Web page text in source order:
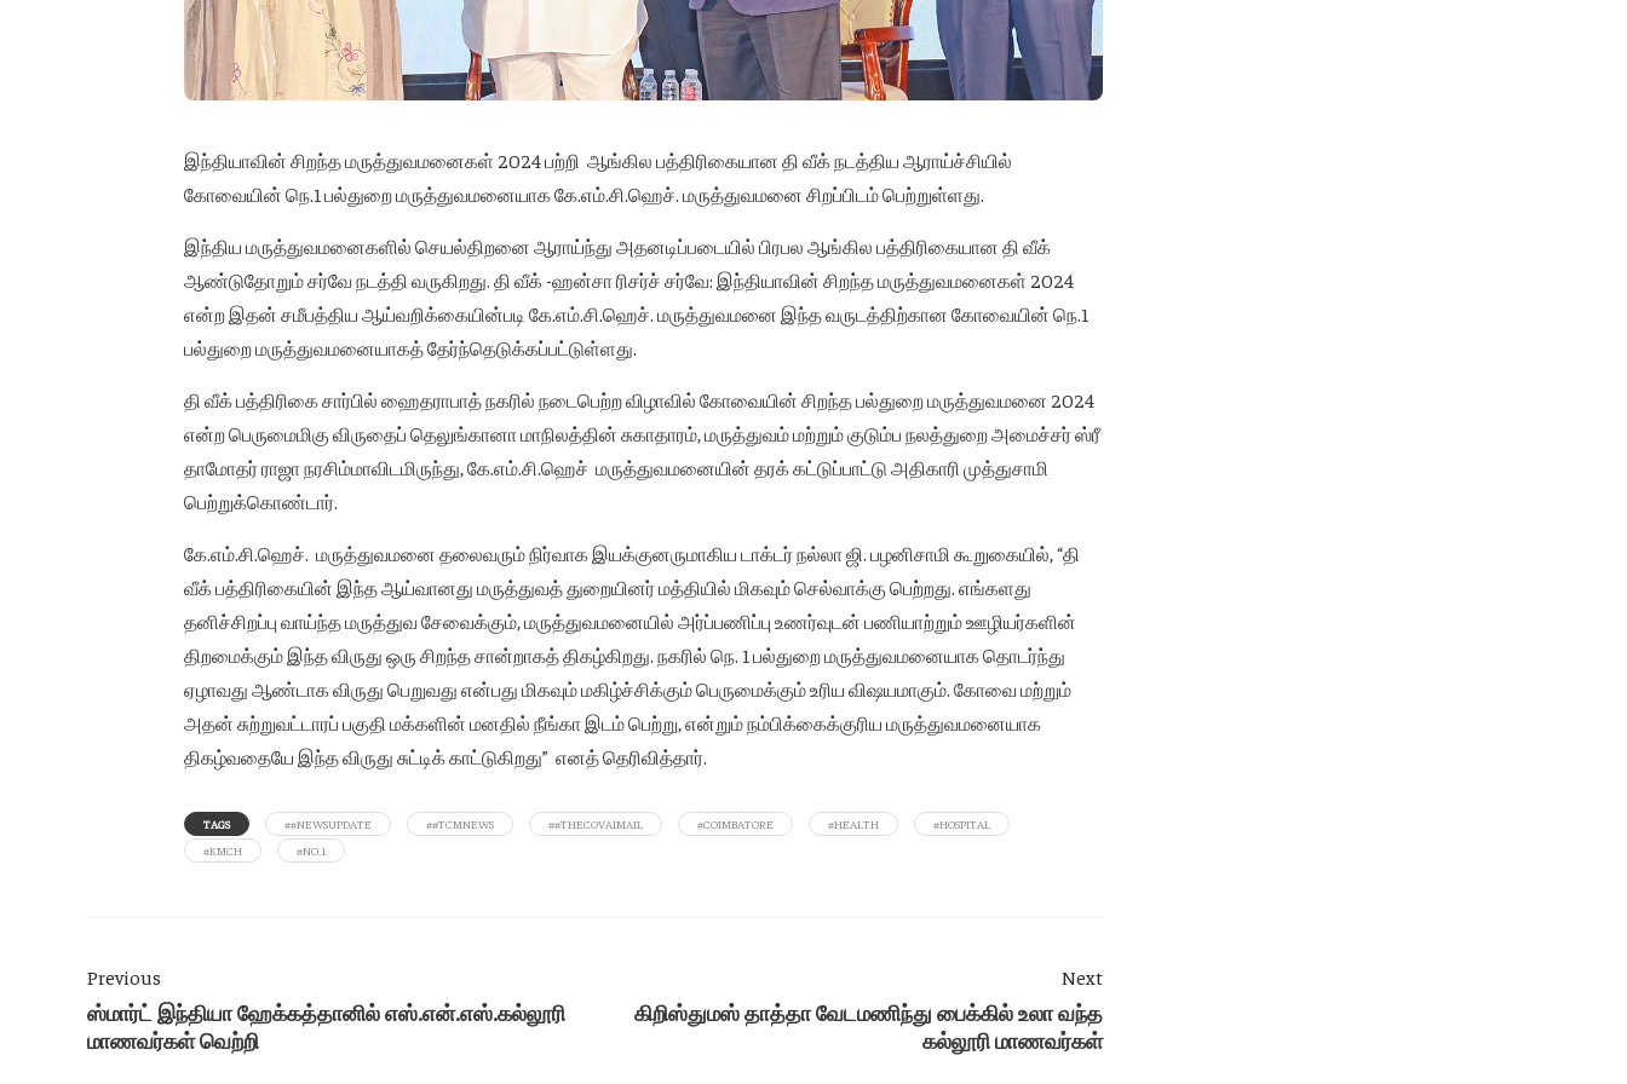
இந்தியாவின் சிறந்த மருத்துவமனைகள் 2024 பற்றி ஆங்கில பத்திரிகையான தி வீக் நடத்திய ஆராய்ச்சியில்
கோவையின் நெ.1 பல்துறை மருத்துவமனையாக கே.எம்.சி.ஹெச். மருத்துவமனை சிறப்பிடம் பெற்றுள்ளது.
இந்திய மருத்துவமனைகளில் செயல்திறனை ஆராய்ந்து அதனடிப்படையில் பிரபல ஆங்கில பத்திரிகையான தி வீக்
ஆண்டுதோறும் சர்வே நடத்தி வருகிறது. தி வீக் -ஹன்சா ரிசர்ச் சர்வே: இந்தியாவின் சிறந்த மருத்துவமனைகள் 2024
என்ற இதன் சமீபத்திய ஆய்வறிக்கையின்படி கே.எம்.சி.ஹெச். மருத்துவமனை இந்த வருடத்திற்கான கோவையின் நெ.1
பல்துறை மருத்துவமனையாகத் தேர்ந்தெடுக்கப்பட்டுள்ளது.
தி வீக் பத்திரிகை சார்பில் ஹைதராபாத் நகரில் நடைபெற்ற விழாவில் கோவையின் சிறந்த பல்துறை மருத்துவமனை 2024
என்ற பெருமைமிகு விருதைப் தெலுங்கானா மாநிலத்தின் சுகாதாரம், மருத்துவம் மற்றும் குடும்ப நலத்துறை அமைச்சர் ஸ்ரீ
தாமோதர் ராஜா நரசிம்மாவிடமிருந்து, கே.எம்.சி.ஹெச் மருத்துவமனையின் தரக் கட்டுப்பாட்டு அதிகாரி முத்துசாமி
பெற்றுக்கொண்டார்.
கே.எம்.சி.ஹெச். மருத்துவமனை தலைவரும் நிர்வாக இயக்குனருமாகிய டாக்டர் நல்லா ஜி. பழனிசாமி கூறுகையில், “தி
வீக் பத்திரிகையின் இந்த ஆய்வானது மருத்துவத் துறையினர் மத்தியில் மிகவும் செல்வாக்கு பெற்றது. எங்களது
தனிச்சிறப்பு வாய்ந்த மருத்துவ சேவைக்கும், மருத்துவமனையில் அர்ப்பணிப்பு உணர்வுடன் பணியாற்றும் ஊழியர்களின்
திறமைக்கும் இந்த விருது ஒரு சிறந்த சான்றாகத் திகழ்கிறது. நகரில் நெ. 1 பல்துறை மருத்துவமனையாக தொடர்ந்து
ஏழாவது ஆண்டாக விருது பெறுவது என்பது மிகவும் மகிழ்ச்சிக்கும் பெருமைக்கும் உரிய விஷயமாகும். கோவை மற்றும்
அதன் சுற்றுவட்டாரப் பகுதி மக்களின் மனதில் நீங்கா இடம் பெற்று, என்றும் நம்பிக்கைக்குரிய மருத்துவமனையாக
திகழ்வதையே இந்த விருது சுட்டிக் காட்டுகிறது” எனத் தெரிவித்தார்.
TAGS ##NEWSUPDATE ##TCMNEWS ##THECOVAIMAIL #COIMBATORE #HEALTH
#HOSPITAL
#KMCH
#NO.1
Previous
ஸ்மார்ட் இந்தியா ஹேக்கத்தானில் எஸ்.என்.எஸ்.கல்லூரி
மாணவர்கள் வெற்றி
Next
கிறிஸ்துமஸ் தாத்தா வேடமணிந்து பைக்கில் உலா வந்த
கல்லூரி மாணவர்கள்